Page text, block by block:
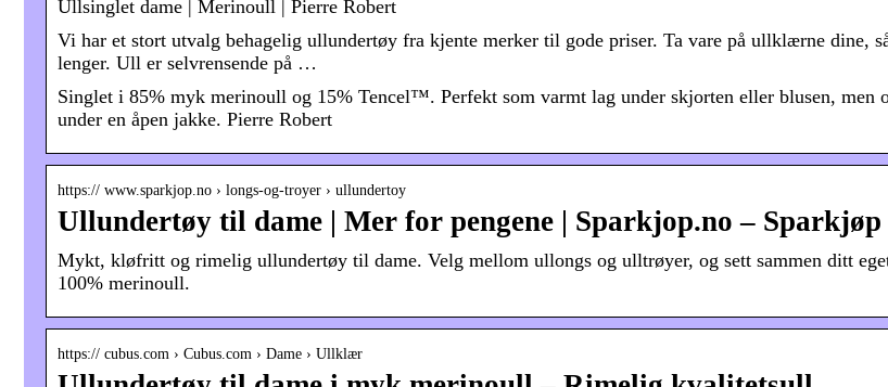
Ullsinglet dame | Merinoull | Pierre Robert
Vi har et stort utvalg behagelig ullundertøy fra kjente merker til gode priser. Ta vare på ullklærne dine,
lenger. Ull er selvrensende på …
Singlet i 85% myk merinoull og 15% Tencel™. Perfekt som varmt lag under skjorten eller blusen, men
under en åpen jakke. Pierre Robert
https:// www.sparkjop.no › longs-og-troyer › ullundertoy
Ullundertøy til dame | Mer for pengene | Sparkjop.no – Sparkjøp
Mykt, kløfritt og rimelig ullundertøy til dame. Velg mellom ullongs og ulltrøyer, og sett sammen ditt
100% merinoull.
https:// cubus.com › Cubus.com › Dame › Ullklær